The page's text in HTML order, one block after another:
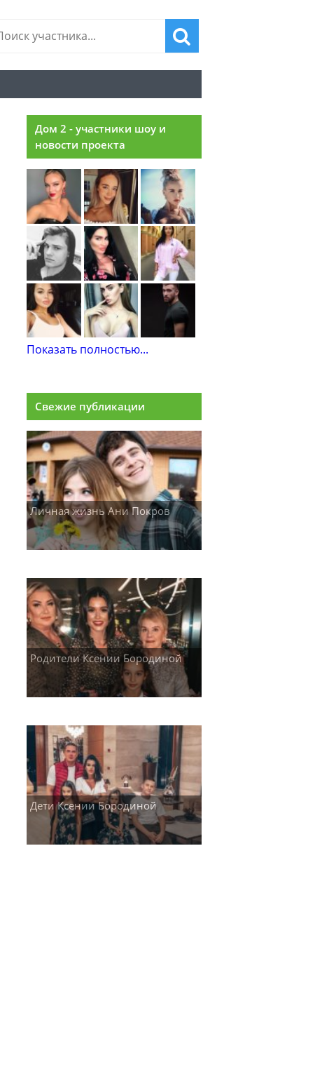
Дом 2 - участники шоу и
новости проекта
Показать полностью...
Свежие публикации
Личная жизнь Ани Покров
Родители Ксении Бородиной
Дети Ксении Бородиной